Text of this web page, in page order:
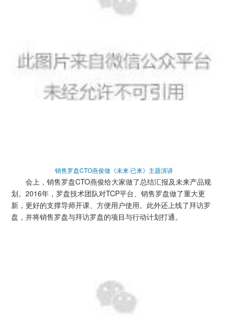
销售罗盘CTO燕俊做《未来·已来》主题演讲
会上，销售罗盘CTO燕俊给大家做了总结汇报及未来产品规
划。2016年，罗盘技术团队对TCP平台、销售罗盘做了重大更
新，更好的支撑导师开课、方便用户使用。此外还上线了拜访罗
盘，并将销售罗盘与拜访罗盘的项目与行动计划打通。